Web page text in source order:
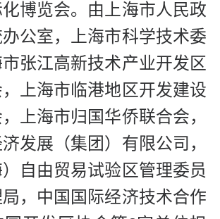
博览会。由上海市人民政
公室，上海市科学技术委
张江高新技术产业开发区
上海市临港地区开发建设
上海市归国华侨联合会，
发展（集团）有限公司，
自由贸易试验区管理委员
，中国国际经济技术合作